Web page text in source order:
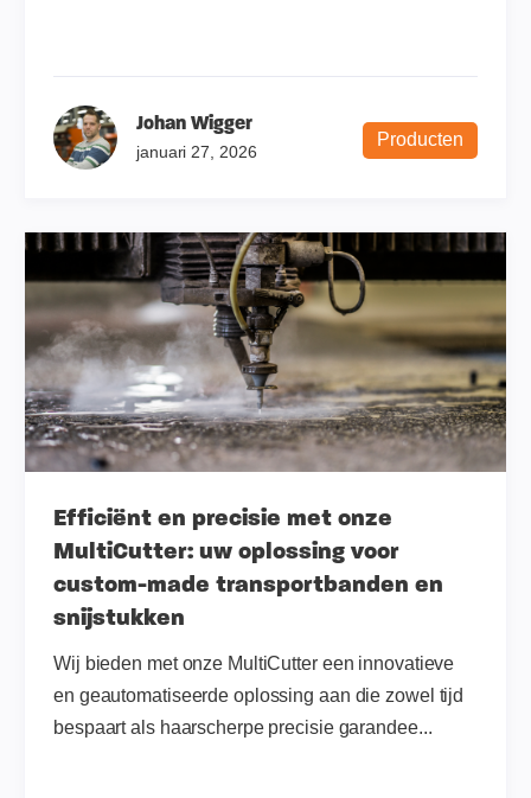
Johan Wigger
januari 27, 2026
Producten
Efficiënt en precisie met onze
MultiCutter: uw oplossing voor
custom-made transportbanden en
snijstukken
Wij bieden met onze MultiCutter een innovatieve
en geautomatiseerde oplossing aan die zowel tijd
bespaart als haarscherpe precisie garandee...